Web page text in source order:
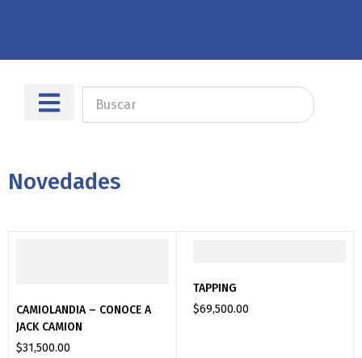
Novedades
CAMIOLANDIA – CONOCE A
JACK CAMION
$31,500.00
TAPPING
$69,500.00